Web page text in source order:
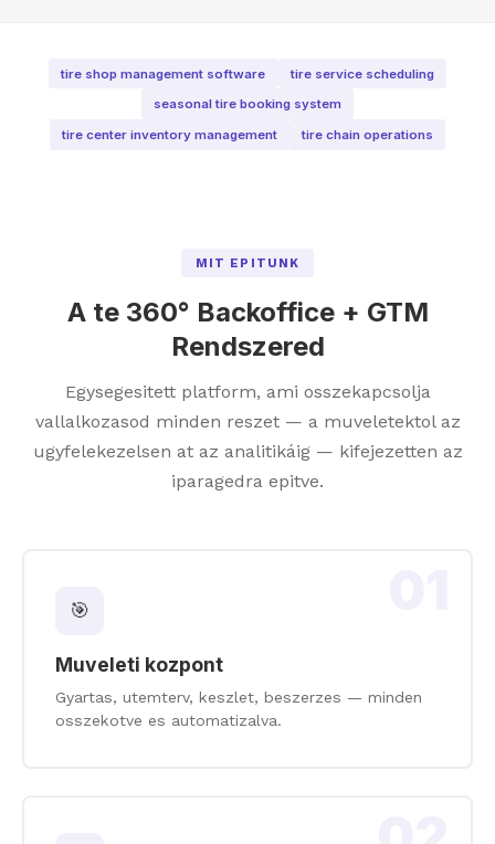
tire shop management software
tire service scheduling
seasonal tire booking system
tire center inventory management
tire chain operations
MIT EPITUNK
A te 360° Backoffice + GTM
Rendszered
Egysegesitett platform, ami osszekapcsolja
vallalkozasod minden reszet — a muveletektol az
ugyfelekezelsen at az analitikáig — kifejezetten az
iparagedra epitve.
🎯
Muveleti kozpont
Gyartas, utemterv, keszlet, beszerzes — minden
osszekotve es automatizalva.